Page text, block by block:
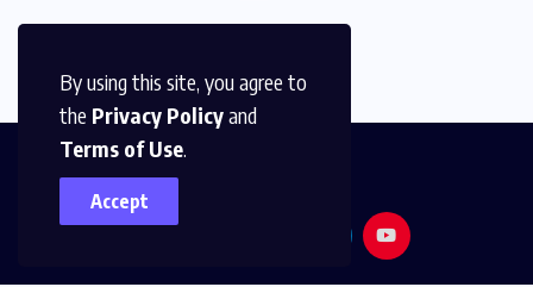
By using this site, you agree to
the Privacy Policyand
Terms of Use.
Accept